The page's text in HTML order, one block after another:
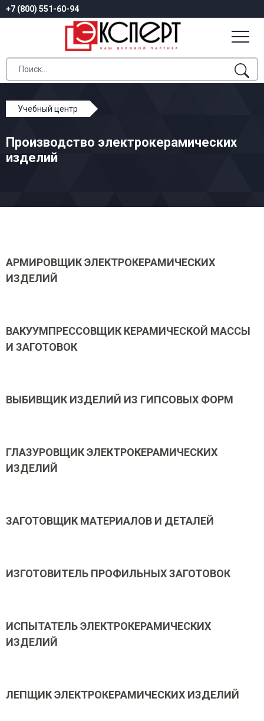
+7 (800) 551-60-94
Учебный центр
Производство электрокерамических изделий
Производство электрокерамических
изделий
АРМИРОВЩИК ЭЛЕКТРОКЕРАМИЧЕСКИХ
ИЗДЕЛИЙ
ВАКУУМПРЕССОВЩИК КЕРАМИЧЕСКОЙ МАССЫ
И ЗАГОТОВОК
ВЫБИВЩИК ИЗДЕЛИЙ ИЗ ГИПСОВЫХ ФОРМ
ГЛАЗУРОВЩИК ЭЛЕКТРОКЕРАМИЧЕСКИХ
ИЗДЕЛИЙ
ЗАГОТОВЩИК МАТЕРИАЛОВ И ДЕТАЛЕЙ
ИЗГОТОВИТЕЛЬ ПРОФИЛЬНЫХ ЗАГОТОВОК
ИСПЫТАТЕЛЬ ЭЛЕКТРОКЕРАМИЧЕСКИХ
ИЗДЕЛИЙ
ЛЕПЩИК ЭЛЕКТРОКЕРАМИЧЕСКИХ ИЗДЕЛИЙ